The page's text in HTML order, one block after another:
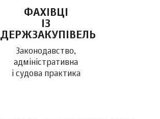
ФАХІВЦІ
ІЗ
ДЕРЖЗАКУПІВЕЛЬ
Законодавство,
адміністративна
і судова практика